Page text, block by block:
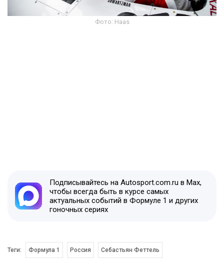
Фото: Haas
Подписывайтесь на Autosport.com.ru в Max,
чтобы всегда быть в курсе самых
актуальных событий в Формуле 1 и других
гоночных сериях
Теги: Формула 1 Россия Себастьян Феттель